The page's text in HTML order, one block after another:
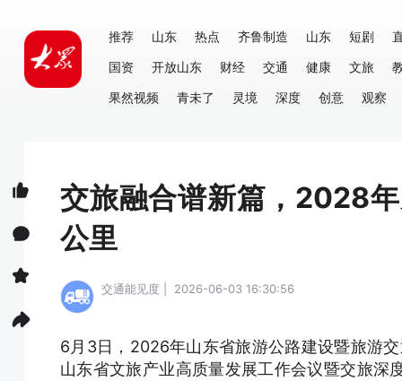
推荐 山东 热点 齐鲁制造 山东 短剧
国资
开放山东 财经 交通 健康 文旅
果然视频
青未了 灵境 深度 创意 观察
交旅融合谱新篇，2028
公里
交通能见度 | 2026-06-03 16:30:56
6月3日，2026年山东省旅游公路建设暨旅游
山东省文旅产业高质量发展工作会议暨交旅深